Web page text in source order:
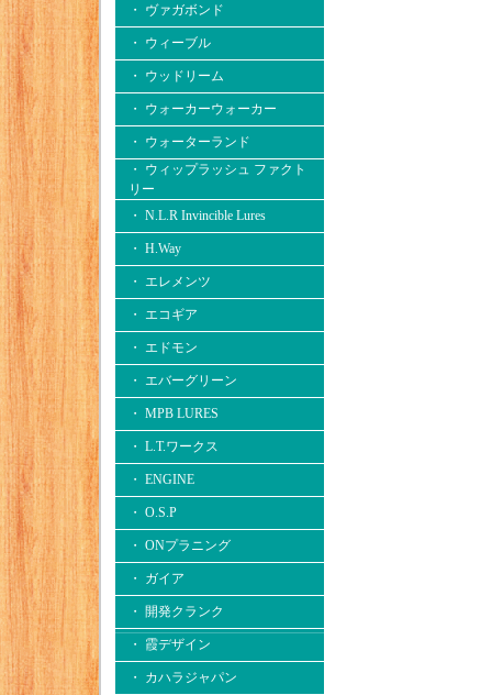
・ ヴァガボンド
・ ウィーブル
・ ウッドリーム
・ ウォーカーウォーカー
・ ウォーターランド
・ ウィップラッシュ ファクト
リー
・ N.L.R Invincible Lures
・ H.Way
・ エレメンツ
・ エコギア
・ エドモン
・ エバーグリーン
・ MPB LURES
・ L.T.ワークス
・ ENGINE
・ O.S.P
・ ONプラニング
・ ガイア
・ 開発クランク
・ 霞デザイン
・ カハラジャパン